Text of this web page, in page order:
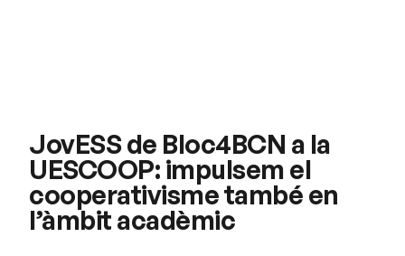
JovESS de Bloc4BCN a la
UESCOOP: impulsem el
cooperativisme també en
l’àmbit acadèmic